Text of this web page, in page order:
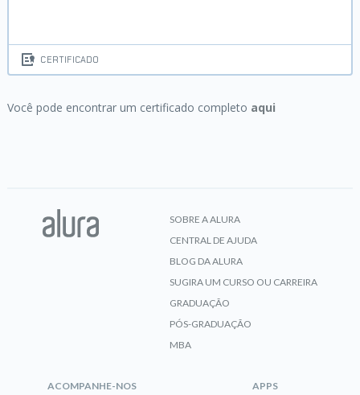
CERTIFICADO
Você pode encontrar um certificado completo aqui
SOBRE A ALURA
CENTRAL DE AJUDA
BLOG DA ALURA
SUGIRA UM CURSO OU CARREIRA
GRADUAÇÃO
PÓS-GRADUAÇÃO
MBA
ACOMPANHE-NOS APPS